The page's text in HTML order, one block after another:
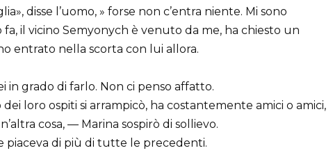
disse l’uomo, » forse non c’entra niente. Mi sono
il vicino Semyonych è venuto da me, ha chiesto un
entrato nella scorta con lui allora.
in grado di farlo. Non ci penso affatto.
loro ospiti si arrampicò, ha costantemente amici o amici,
cosa, — Marina sospirò di sollievo.
piaceva di più di tutte le precedenti.